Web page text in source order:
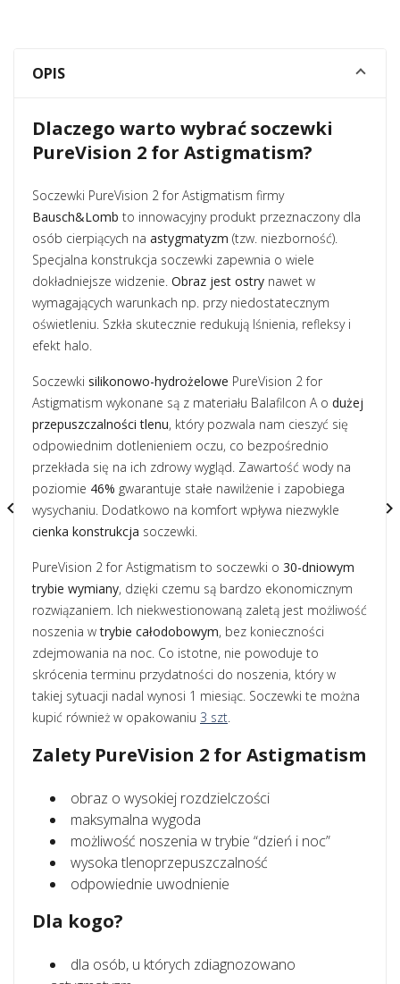
OPIS
Dlaczego warto wybrać soczewki
PureVision 2 for Astigmatism?
Soczewki PureVision 2 for Astigmatism firmy
Bausch&Lomb to innowacyjny produkt przeznaczony dla
osób cierpiących na astygmatyzm (tzw. niezborność).
Specjalna konstrukcja soczewki zapewnia o wiele
dokładniejsze widzenie. Obraz jest ostry nawet w
wymagających warunkach np. przy niedostatecznym
oświetleniu. Szkła skutecznie redukują lśnienia, refleksy i
efekt halo.
Soczewki silikonowo-hydrożelowe PureVision 2 for
Astigmatism wykonane są z materiału Balafilcon A o dużej
przepuszczalności tlenu, który pozwala nam cieszyć się
odpowiednim dotlenieniem oczu, co bezpośrednio
przekłada się na ich zdrowy wygląd. Zawartość wody na
poziomie 46% gwarantuje stałe nawilżenie i zapobiega
wysychaniu. Dodatkowo na komfort wpływa niezwykle
cienka konstrukcja soczewki.
PureVision 2 for Astigmatism to soczewki o 30-dniowym
trybie wymiany, dzięki czemu są bardzo ekonomicznym
rozwiązaniem. Ich niekwestionowaną zaletą jest możliwość
noszenia wtrybie całodobowym, bez konieczności
zdejmowania na noc. Co istotne, nie powoduje to
skrócenia terminu przydatności do noszenia, który w
takiej sytuacji nadal wynosi 1 miesiąc. Soczewki te można
kupić również w opakowaniu 3 szt.
Zalety PureVision 2 for Astigmatism
obraz o wysokiej rozdzielczości
maksymalna wygoda
możliwość noszenia w trybie “dzień i noc”
wysoka tlenoprzepuszczalność
odpowiednie uwodnienie
Dla kogo?
dla osób, u których zdiagnozowano
 